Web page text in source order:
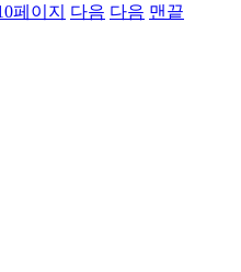
페이지 다음 다음 맨끝